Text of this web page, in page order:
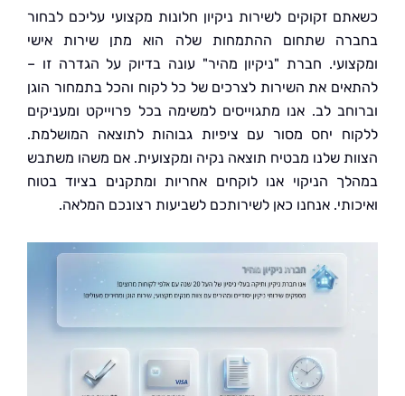
זקוקים לשירות ניקיון חלונות מקצועי עליכם לבחור
שתחום ההתמחות שלה הוא מתן שירות אישי
חברת "ניקיון מהיר" עונה בדיוק על הגדרה זו –
את השירות לצרכים של כל לקוח והכל בתמחור הוגן
לב. אנו מתגוייסים למשימה בכל פרוייקט ומעניקים
יחס מסור עם ציפיות גבוהות לתוצאה המושלמת.
שלנו מבטיח תוצאה נקיה ומקצועית. אם משהו משתבש
הניקוי אנו לוקחים אחריות ומתקנים בציוד בטוח
אנחנו כאן לשירותכם לשביעות רצונכם המלאה.